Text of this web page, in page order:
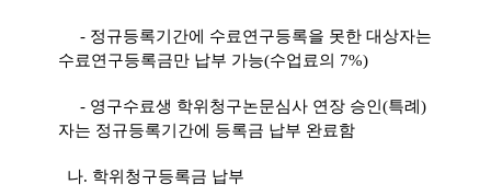
- 정규등록기간에 수료연구등록을 못한 대상자는
수료연구등록금만 납부 가능(수업료의 7%)
- 영구수료생 학위청구논문심사 연장 승인(특례)
자는 정규등록기간에 등록금 납부 완료함
나. 학위청구등록금 납부